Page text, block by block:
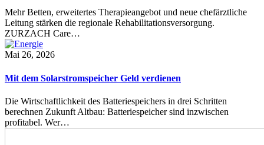
Mehr Betten, erweitertes Therapieangebot und neue chefärztliche
Leitung stärken die regionale Rehabilitationsversorgung.
ZURZACH Care…
Mai 26, 2026
Mit dem Solarstromspeicher Geld verdienen
Die Wirtschaftlichkeit des Batteriespeichers in drei Schritten
berechnen Zukunft Altbau: Batteriespeicher sind inzwischen
profitabel. Wer…